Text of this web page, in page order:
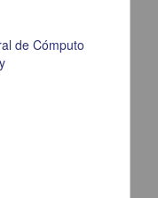
de Cómputo